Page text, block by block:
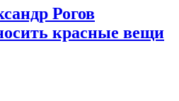
Рогов
красные вещи